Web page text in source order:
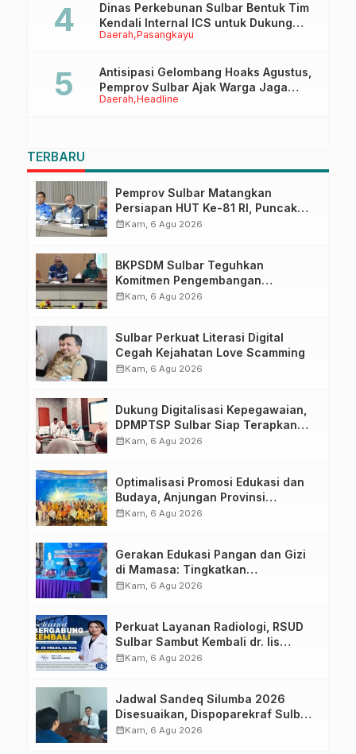
Daerah Pasangkayu
Dinas Perkebunan Sulbar Bentuk Tim
Kendali Internal ICS untuk Dukung
Sertifikasi ISPO Pekebun di
Daerah Headline
Antisipasi Gelombang Hoaks Agustus,
Pemprov Sulbar Ajak Warga Jaga
Ruang Digital
TERBARU
Pemprov Sulbar Matangkan
Persiapan HUT Ke-81 RI, Puncak
Upacara di Lapangan Ahmad
calendar_monthKam, 6 Agu 2026
BKPSDM Sulbar Teguhkan
Komitmen Pengembangan
Kompetensi ASN melalui
calendar_monthKam, 6 Agu 2026
Sulbar Perkuat Literasi Digital
Cegah Kejahatan Love Scamming
calendar_monthKam, 6 Agu 2026
Dukung Digitalisasi Kepegawaian,
DPMPTSP Sulbar Siap Terapkan
Aplikasi FLEKSI ASN
calendar_monthKam, 6 Agu 2026
Optimalisasi Promosi Edukasi dan
Budaya, Anjungan Provinsi
Sulawesi Barat Perkuat Kolaborasi
calendar_monthKam, 6 Agu 2026
Gerakan Edukasi Pangan dan Gizi
di Mamasa: Tingkatkan
Pengetahuan dan Keterampilan
calendar_monthKam, 6 Agu 2026
Perkuat Layanan Radiologi, RSUD
Sulbar Sambut Kembali dr. Iis
Imelda, Sp.Rad
calendar_monthKam, 6 Agu 2026
Jadwal Sandeq Silumba 2026
Disesuaikan, Dispoparekraf Sulbar
Pastikan Persiapan Tetap
calendar_monthKam, 6 Agu 2026